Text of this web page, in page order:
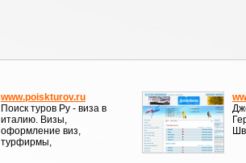
www.poiskturov.ru
Поиск туров Ру - виза в
италию. Визы,
оформление виз,
турфирмы,